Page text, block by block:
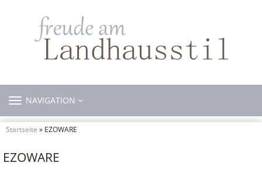
TOGGLE
NAVIGATION
Startseite » EZOWARE
EZOWARE